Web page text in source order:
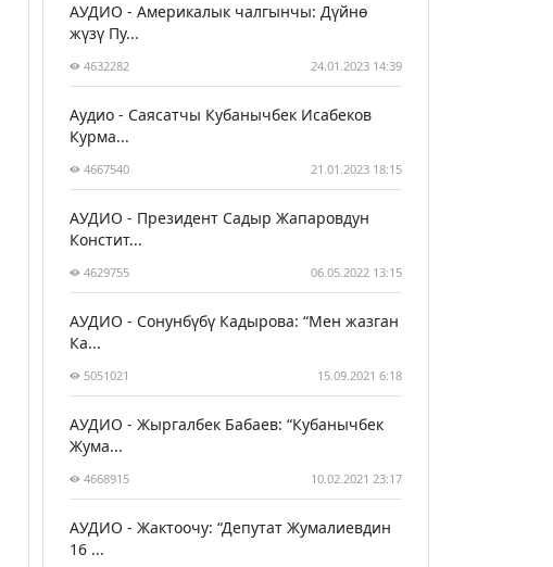
АУДИО - Америкалык чалгынчы: Дүйнө
жүзү Пу...
4632282 24.01.2023 14:39
Аудио - Саясатчы Кубанычбек Исабеков
Курма...
4667540 21.01.2023 18:15
АУДИО - Президент Садыр Жапаровдун
Констит...
4629755 06.05.2022 13:15
АУДИО - Сонунбүбү Кадырова: “Мен жазган
Ка...
5051021 15.09.2021 6:18
АУДИО - Жыргалбек Бабаев: “Кубанычбек
Жума...
4668915 10.02.2021 23:17
АУДИО - Жактоочу: “Депутат Жумалиевдин
16 ...